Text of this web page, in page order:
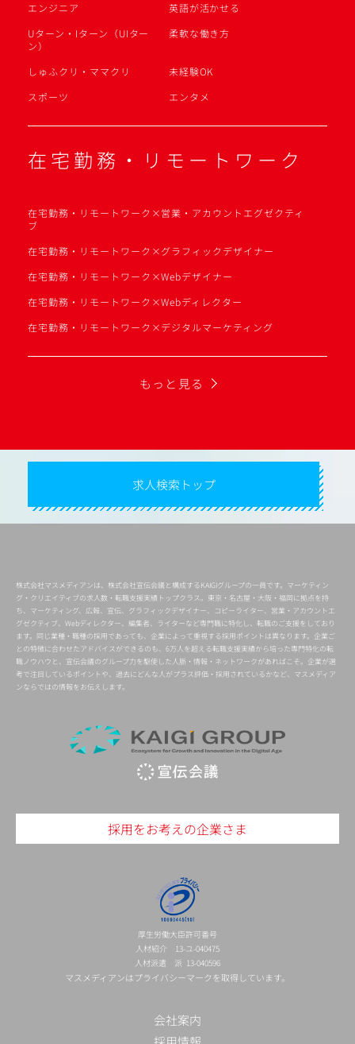
エンジニア
英語が活かせる
Uターン・Iターン（UIター
ン）
柔軟な働き方
しゅふクリ・ママクリ
未経験OK
スポーツ
エンタメ
在宅勤務・リモートワーク
在宅勤務・リモートワーク×営業・アカウントエグゼクティ
ブ
在宅勤務・リモートワーク×グラフィックデザイナー
在宅勤務・リモートワーク×Webデザイナー
在宅勤務・リモートワーク×Webディレクター
在宅勤務・リモートワーク×デジタルマーケティング
もっと見る
求人検索トップ
株式会社マスメディアンは、株式会社宣伝会議と構成するKAIGIグループの一員です。マーケティン
グ・クリエイティブの求人数・転職支援実績トップクラス。東京・名古屋・大阪・福岡に拠点を持
ち、マーケティング、広報、宣伝、グラフィックデザイナー、コピーライター、営業・アカウントエ
グゼクティブ、Webディレクター、編集者、ライターなど専門職に特化し、転職のご支援をしており
ます。同じ業種・職種の採用であっても、企業によって重視する採用ポイントは異なります。企業ご
との特徴に合わせたアドバイスができるのも、6万人を超える転職支援実績から培った専門特化の転
職ノウハウと、宣伝会議のグループ力を駆使した人脈・情報・ネットワークがあればこそ。企業が選
考で注目しているポイントや、過去にどんな人がプラス評価・採用されているかなど、マスメディア
ンならではの情報をお伝えします。
採用をお考えの企業さま
厚生労働大臣許可番号
人材紹介 13-ユ-040475
人材派遣 派 13-040596
マスメディアンはプライバシーマークを取得しています。
会社案内